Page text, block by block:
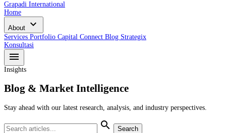
Grapadi International
Home
About expand_more
Services Portfolio Capital Connect Blog Strategix
Konsultasi
menu
Insights
Blog & Market Intelligence
Stay ahead with our latest research, analysis, and industry perspectives.
search
Search